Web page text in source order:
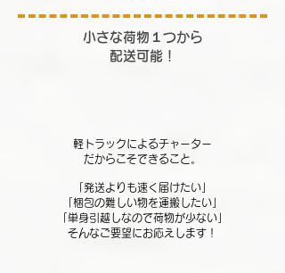
​小さな荷物１つから
配送可能！
軽トラックによるチャーター
だからこそできること。
「発送よりも速く届けたい」
「梱包の難しい物を運搬したい」
「単身引越しなので荷物が少ない」
​そんなご要望にお応えします！